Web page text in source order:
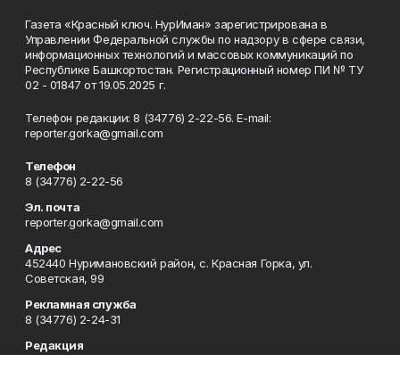
Газета «Красный ключ. НурИман» зарегистрирована в
Управлении Федеральной службы по надзору в сфере связи,
информационных технологий и массовых коммуникаций по
Республике Башкортостан. Регистрационный номер ПИ № ТУ
02 - 01847 от 19.05.2025 г.
Телефон редакции: 8 (34776) 2-22-56. E-mail:
reporter.gorka@gmail.com
Телефон
8 (34776) 2-22-56
Эл. почта
reporter.gorka@gmail.com
Адрес
452440 Нуримановский район, с. Красная Горка, ул.
Советская, 99
Рекламная служба
8 (34776) 2-24-31
Редакция